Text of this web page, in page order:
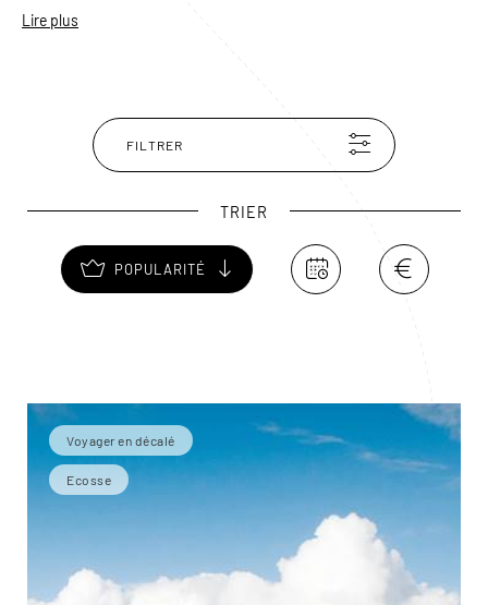
la côte, permet de les admirer. À l’intérieur de South
l’imposant Beinn Mhòr.
Lire plus
FILTRER
TRIER
POPULARITÉ
Voyager en décalé
Ecosse